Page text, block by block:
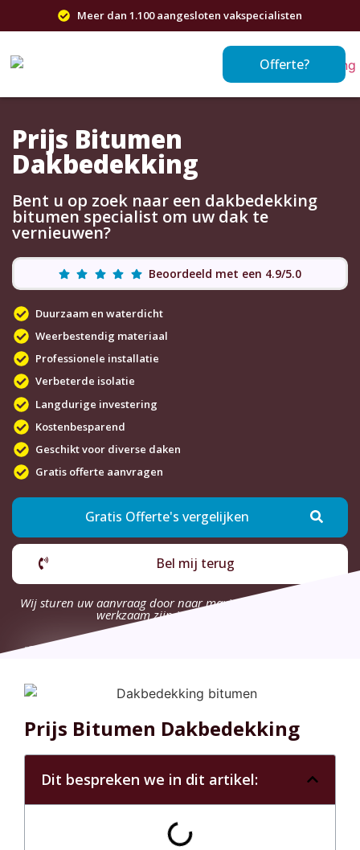
Meer dan 1.100 aangesloten vakspecialisten
Offerte?
Prijs Bitumen
Dakbedekking
Bent u op zoek naar een dakbedekking
bitumen specialist om uw dak te
vernieuwen?
Beoordeeld met een 4.9/5.0
Duurzaam en waterdicht
Weerbestendig materiaal
Professionele installatie
Verbeterde isolatie
Langdurige investering
Kostenbesparend
Geschikt voor diverse daken
Gratis offerte aanvragen
Gratis Offerte's vergelijken
Bel mij terug
Wij sturen uw aanvraag door naar maximaal 4 bedrijven die
werkzaam zijn in uw omgeving.
Prijs Bitumen Dakbedekking
Dit bespreken we in dit artikel: